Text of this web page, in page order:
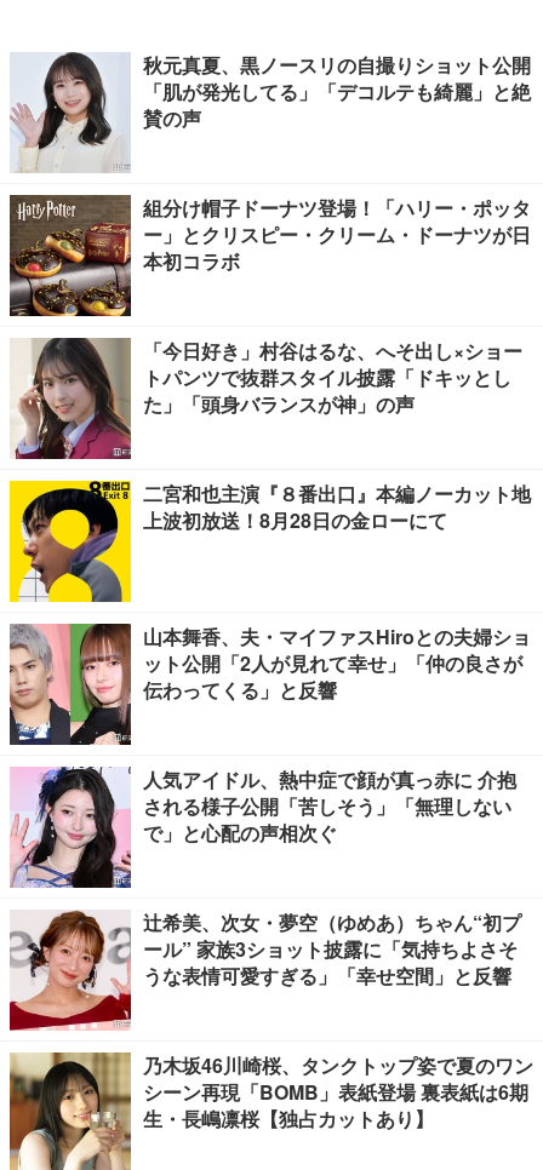
秋元真夏、黒ノースリの自撮りショット公開
「肌が発光してる」「デコルテも綺麗」と絶
賛の声
組分け帽子ドーナツ登場！「ハリー・ポッタ
ー」とクリスピー・クリーム・ドーナツが日
本初コラボ
「今日好き」村谷はるな、へそ出し×ショー
トパンツで抜群スタイル披露「ドキッとし
た」「頭身バランスが神」の声
二宮和也主演『８番出口』本編ノーカット地
上波初放送！8月28日の金ローにて
山本舞香、夫・マイファスHiroとの夫婦ショ
ット公開「2人が見れて幸せ」「仲の良さが
伝わってくる」と反響
人気アイドル、熱中症で顔が真っ赤に 介抱
される様子公開「苦しそう」「無理しない
で」と心配の声相次ぐ
辻希美、次女・夢空（ゆめあ）ちゃん“初プ
ール” 家族3ショット披露に「気持ちよさそ
うな表情可愛すぎる」「幸せ空間」と反響
乃木坂46川崎桜、タンクトップ姿で夏のワン
シーン再現「BOMB」表紙登場 裏表紙は6期
生・長嶋凛桜【独占カットあり】